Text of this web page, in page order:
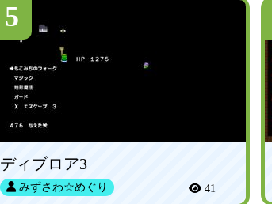
5
ディブロア3
みずさわ☆めぐり 41